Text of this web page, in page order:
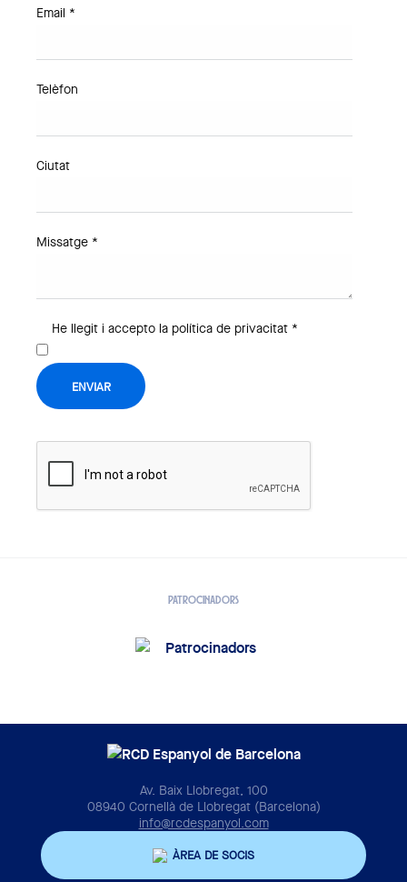
Email *
Telèfon
Ciutat
Missatge *
He llegit i accepto la política de privacitat *
ENVIAR
PATROCINADORS
Av. Baix Llobregat, 100
08940 Cornellà de Llobregat (Barcelona)
info@rcdespanyol.com
ÀREA DE SOCIS